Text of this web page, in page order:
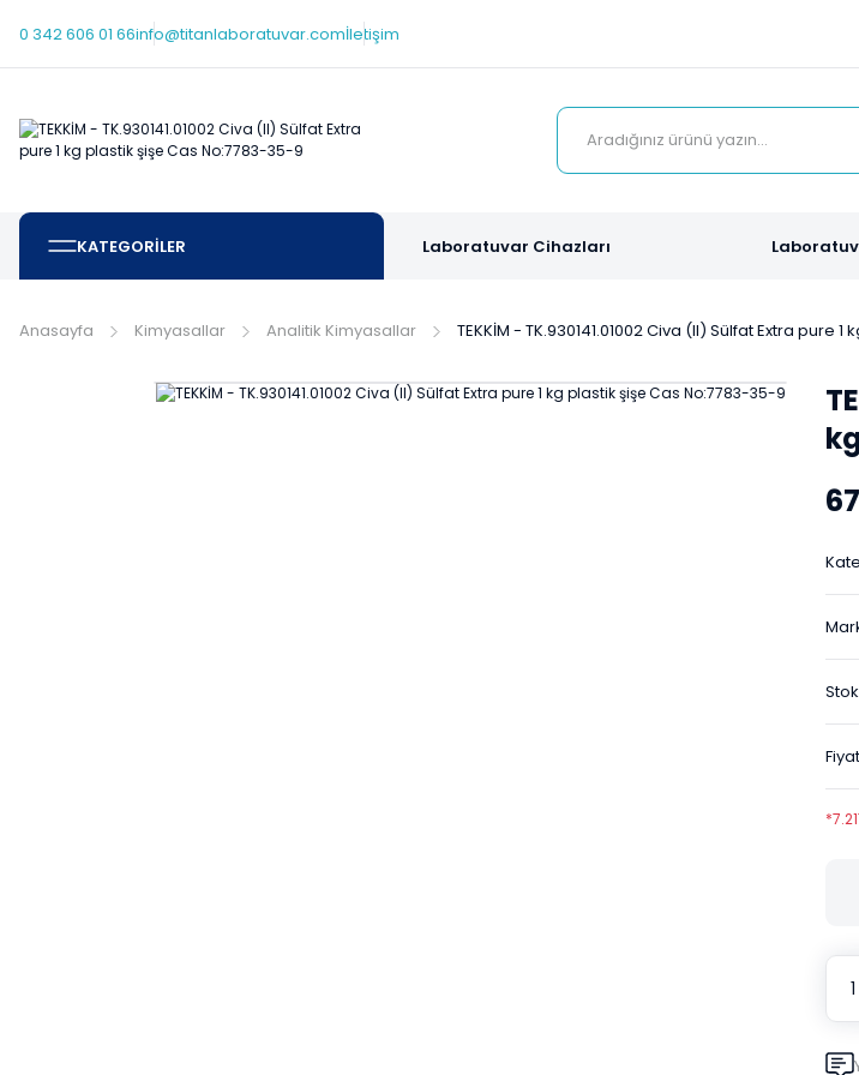
0 342 606 01 66info@titanlaboratuvar.comİletişim
KATEGORİLER Laboratuvar Cihazları
Anasayfa Kimyasallar Analitik Kimyasallar TEKKİM - TK.930141.01002 Civa (II) Sülfat Extra pure
Fiyat